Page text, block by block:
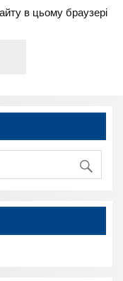
в цьому браузері